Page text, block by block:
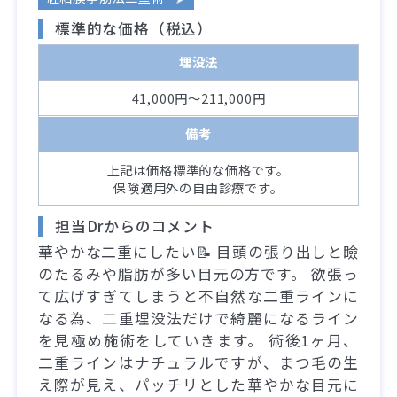
標準的な価格（税込）
埋没法
41,000円～211,000円
備考
上記は価格標準的な価格です。
保険適用外の自由診療です。
担当Drからのコメント
華やかな二重にしたい📝 目頭の張り出しと瞼
のたるみや脂肪が多い目元の方です。 欲張っ
て広げすぎてしまうと不自然な二重ラインに
なる為、二重埋没法だけで綺麗になるライン
を見極め施術をしていきます。 術後1ヶ月、
二重ラインはナチュラルですが、まつ毛の生
え際が見え、パッチリとした華やかな目元に